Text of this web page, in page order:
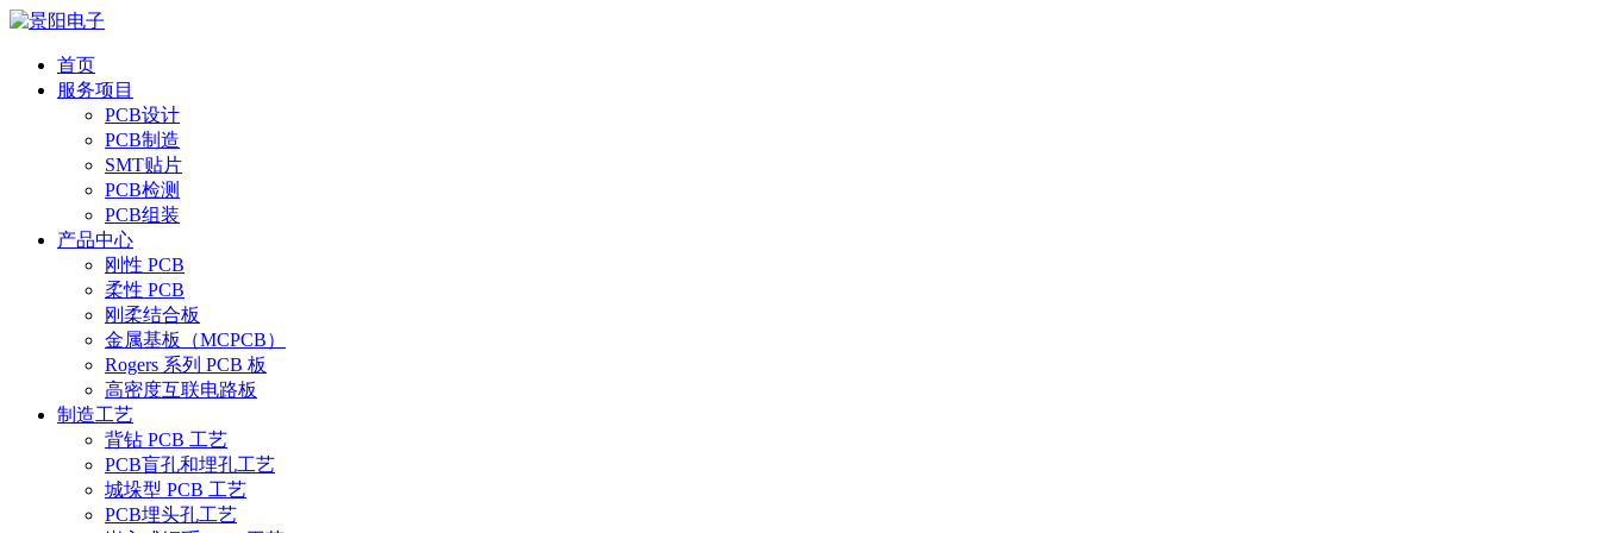
首页
服务项目
PCB设计
PCB制造
SMT贴片
PCB检测
PCB组装
产品中心
刚性 PCB
柔性 PCB
刚柔结合板
金属基板（MCPCB）
Rogers 系列 PCB 板
高密度互联电路板
制造工艺
背钻 PCB 工艺
PCB盲孔和埋孔工艺
城垛型 PCB 工艺
PCB埋头孔工艺